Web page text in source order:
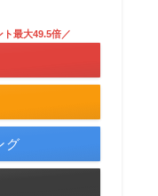
ト最大49.5倍／
グ